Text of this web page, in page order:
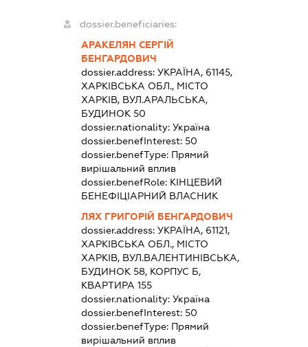
dossier.beneficiaries:
АРАКЕЛЯН СЕРГІЙ
БЕНГАРДОВИЧ
dossier.address: УКРАЇНА, 61145,
ХАРКІВСЬКА ОБЛ., МІСТО
ХАРКІВ, ВУЛ.АРАЛЬСЬКА,
БУДИНОК 50
dossier.nationality: Україна
dossier.benefInterest: 50
dossier.benefType: Прямий
вирішальний вплив
dossier.benefRole: КІНЦЕВИЙ
БЕНЕФІЦІАРНИЙ ВЛАСНИК
ЛЯХ ГРИГОРІЙ БЕНГАРДОВИЧ
dossier.address: УКРАЇНА, 61121,
ХАРКІВСЬКА ОБЛ., МІСТО
ХАРКІВ, ВУЛ.ВАЛЕНТИНІВСЬКА,
БУДИНОК 58, КОРПУС Б,
КВАРТИРА 155
dossier.nationality: Україна
dossier.benefInterest: 50
dossier.benefType: Прямий
вирішальний вплив